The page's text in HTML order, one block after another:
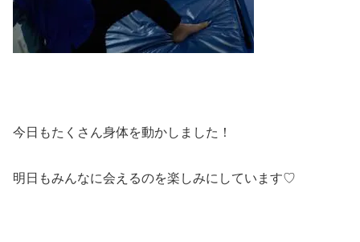
今日もたくさん身体を動かしました！
明日もみんなに会えるのを楽しみにしています♡